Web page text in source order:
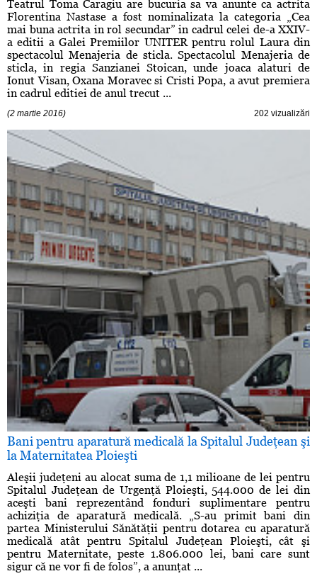
Teatrul Toma Caragiu are bucuria sa va anunte ca actrita
Florentina Nastase a fost nominalizata la categoria „Cea
mai buna actrita in rol secundar” in cadrul celei de-a XXIV-
a editii a Galei Premiilor UNITER pentru rolul Laura din
spectacolul Menajeria de sticla. Spectacolul Menajeria de
sticla, in regia Sanzianei Stoican, unde joaca alaturi de
Ionut Visan, Oxana Moravec si Cristi Popa, a avut premiera
in cadrul editiei de anul trecut ...
(2 martie 2016) 202 vizualizări
Bani pentru aparatură medicală la Spitalul Judeţean şi
la Maternitatea Ploieşti
Aleşii judeţeni au alocat suma de 1,1 milioane de lei pentru
Spitalul Judeţean de Urgenţă Ploieşti, 544.000 de lei din
aceşti bani reprezentând fonduri suplimentare pentru
achiziţia de aparatură medicală. „S-au primit bani din
partea Ministerului Sănătăţii pentru dotarea cu aparatură
medicală atât pentru Spitalul Judeţean Ploieşti, cât şi
pentru Maternitate, peste 1.806.000 lei, bani care sunt
sigur că ne vor fi de folos”, a anunţat ...